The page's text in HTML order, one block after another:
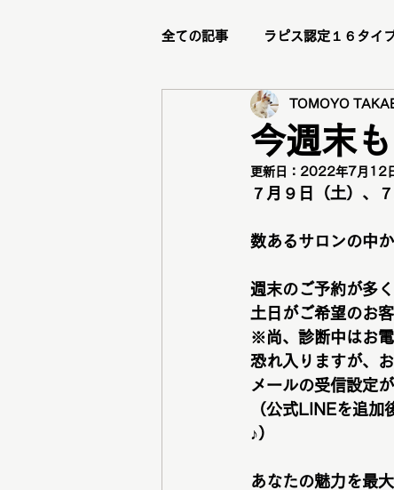
全ての記事 ラピス認定１６タイ
ビフォーアフター リピー
ステージアップブランディング講
メイクレッスン トータル
グループ診断 骨格診断
メニュー紹介 新メニュー
今週末
TOMOYO
更新日： 2022年7月12
７月９日（土）、
数あるサロンの中
週末のご予約が多
土日がご希望のお
※尚、診断中はお電
恐れ入りますが、
メールの受信設定
（公式LINEを追
♪）
あなたの魅力を最